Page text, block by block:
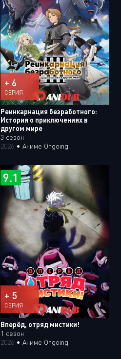
+ 6
СЕРИЯ
Реинкарнация безработного:
История о приключениях в
другом мире
3 сезон
2026 •Аниме Ongoing
9.1
+ 5
СЕРИЯ
Вперёд, отряд мистики!
1 сезон
2026 •Аниме Ongoing